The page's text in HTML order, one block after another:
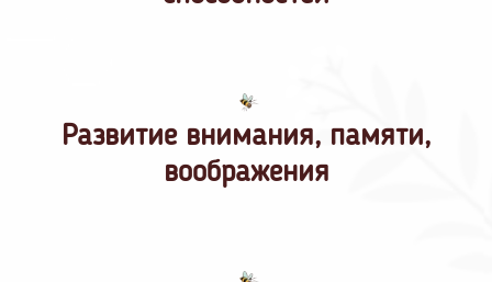
Развитие внимания, памяти,
воображения